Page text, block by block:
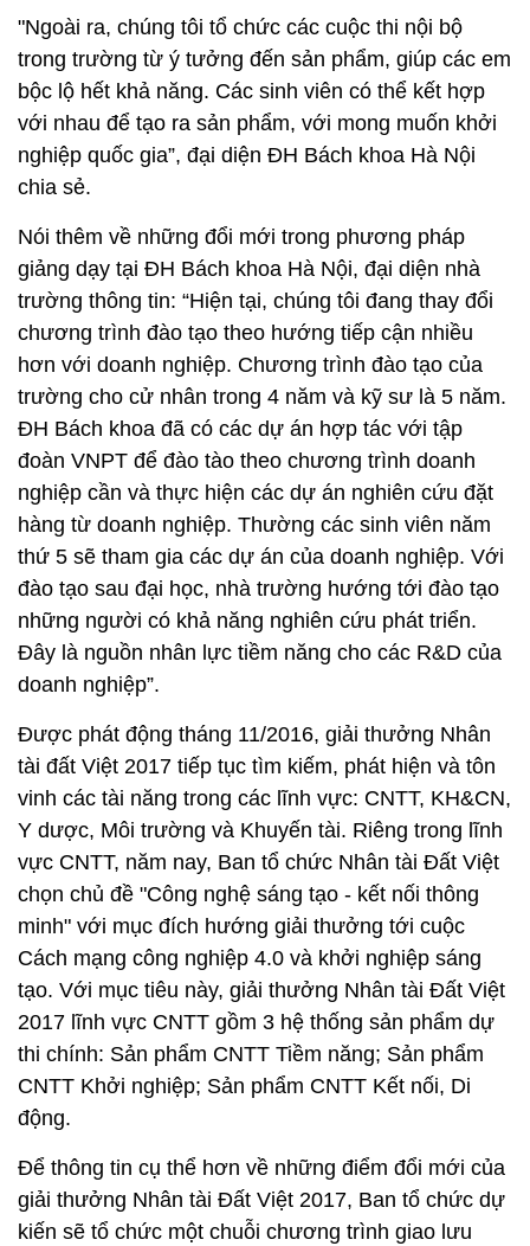
"Ngoài ra, chúng tôi tổ chức các cuộc thi nội bộ
trong trường từ ý tưởng đến sản phẩm, giúp các em
bộc lộ hết khả năng. Các sinh viên có thể kết hợp
với nhau để tạo ra sản phẩm, với mong muốn khởi
nghiệp quốc gia”, đại diện ĐH Bách khoa Hà Nội
chia sẻ.
Nói thêm về những đổi mới trong phương pháp
giảng dạy tại ĐH Bách khoa Hà Nội, đại diện nhà
trường thông tin: “Hiện tại, chúng tôi đang thay đổi
chương trình đào tạo theo hướng tiếp cận nhiều
hơn với doanh nghiệp. Chương trình đào tạo của
trường cho cử nhân trong 4 năm và kỹ sư là 5 năm.
ĐH Bách khoa đã có các dự án hợp tác với tập
đoàn VNPT để đào tào theo chương trình doanh
nghiệp cần và thực hiện các dự án nghiên cứu đặt
hàng từ doanh nghiệp. Thường các sinh viên năm
thứ 5 sẽ tham gia các dự án của doanh nghiệp. Với
đào tạo sau đại học, nhà trường hướng tới đào tạo
những người có khả năng nghiên cứu phát triển.
Đây là nguồn nhân lực tiềm năng cho các R&D của
doanh nghiệp”.
Được phát động tháng 11/2016, giải thưởng Nhân
tài đất Việt 2017 tiếp tục tìm kiếm, phát hiện và tôn
vinh các tài năng trong các lĩnh vực: CNTT, KH&CN,
Y dược, Môi trường và Khuyến tài. Riêng trong lĩnh
vực CNTT, năm nay, Ban tổ chức Nhân tài Đất Việt
chọn chủ đề "Công nghệ sáng tạo - kết nối thông
minh" với mục đích hướng giải thưởng tới cuộc
Cách mạng công nghiệp 4.0 và khởi nghiệp sáng
tạo. Với mục tiêu này, giải thưởng Nhân tài Đất Việt
2017 lĩnh vực CNTT gồm 3 hệ thống sản phẩm dự
thi chính: Sản phẩm CNTT Tiềm năng; Sản phẩm
CNTT Khởi nghiệp; Sản phẩm CNTT Kết nối, Di
động.
Để thông tin cụ thể hơn về những điểm đổi mới của
giải thưởng Nhân tài Đất Việt 2017, Ban tổ chức dự
kiến sẽ tổ chức một chuỗi chương trình giao lưu